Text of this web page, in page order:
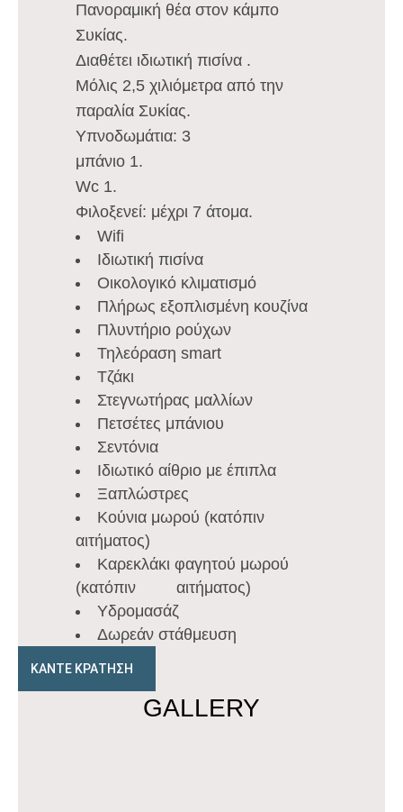
Πανοραμική θέα στον κάμπο
Συκίας.
Διαθέτει ιδιωτική πισίνα .
Μόλις 2,5 χιλιόμετρα από την
παραλία Συκίας.
Υπνοδωμάτια: 3
μπάνιο 1.
Wc 1.
Φιλοξενεί: μέχρι 7 άτομα.
Wifi
Ιδιωτική πισίνα
Οικολογικό κλιματισμό
Πλήρως εξοπλισμένη κουζίνα
Πλυντήριο ρούχων
Τηλεόραση smart
Τζάκι
Στεγνωτήρας μαλλίων
Πετσέτες μπάνιου
Σεντόνια
Ιδιωτικό αίθριο με έπιπλα
Ξαπλώστρες
Κούνια μωρού (κατόπιν
αιτήματος)
Καρεκλάκι φαγητού μωρού
(κατόπιν αιτήματος)
Υδρομασάζ
Δωρεάν στάθμευση
ΚΑΝΤΕ ΚΡΑΤΗΣΗ
GALLERY